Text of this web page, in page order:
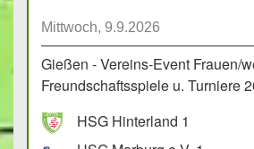
Mittwoch, 9.9.2026
Gießen - Vereins-Event Frauen/
Freundschaftsspiele u. Turniere
HSG Hinterland 1